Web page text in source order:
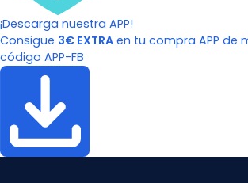
¡Descarga nuestra APP!
Consigue 3€ EXTRA en tu compra APP de
código APP-FB